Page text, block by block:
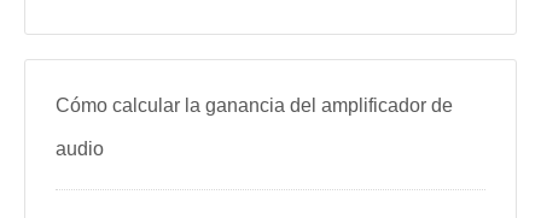
Cómo calcular la ganancia del amplificador de
audio